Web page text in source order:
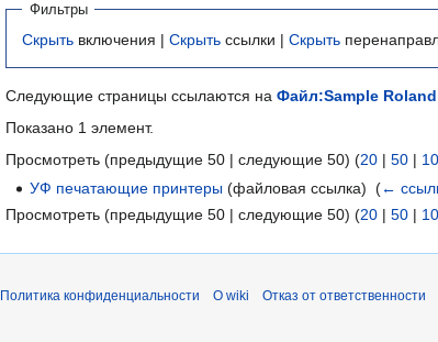
Фильтры
Скрыть включения | Скрыть ссылки | Скрыть
Следующие страницы ссылаются на Файл:Sample Roland
Показано 1 элемент.
Просмотреть (предыдущие 50 | следующие 50) (20 | 50 |
УФ печатающие принтеры (файловая ссылка) ‎(←
Просмотреть (предыдущие 50 | следующие 50) (20 | 50 |
Политика конфиденциальности О wiki Отказ от ответственности